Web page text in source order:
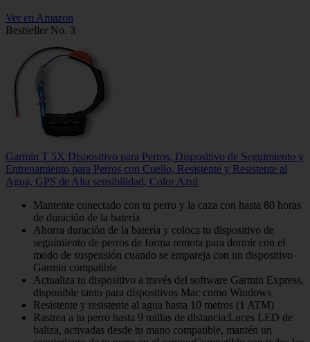
Ver en Amazon
Bestseller No. 3
Garmin T 5X Dispositivo para Perros, Dispositivo de Seguimiento y
Entrenamiento para Perros con Cuello, Resistente y Resistente al
Agua, GPS de Alta sensibilidad, Color Azul
Mantente conectado con tu perro y la caza con hasta 80 horas
de duración de la batería
Ahorra duración de la batería y coloca tu dispositivo de
seguimiento de perros de forma remota para dormir con el
modo de suspensión cuando se empareja con un dispositivo
Garmin compatible
Actualiza tu dispositivo a través del software Garmin Express,
disponible tanto para dispositivos Mac como Windows
Resistente y resistente al agua hasta 10 metros (1 ATM)
Rastrea a tu perro hasta 9 millas de distancia;Luces LED de
baliza, activadas desde tu mano compatible, mantén un